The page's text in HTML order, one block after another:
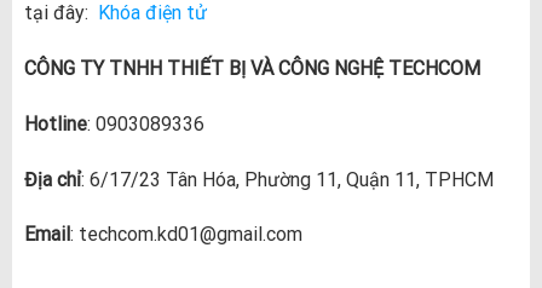
tại đây:
Khóa điện tử
CÔNG TY TNHH THIẾT BỊ VÀ CÔNG NGHỆ TECHCOM
Hotline: 0903089336
Địa chỉ: 6/17/23 Tân Hóa, Phường 11, Quận 11, TPHCM
Email : techcom.kd01@gmail.com